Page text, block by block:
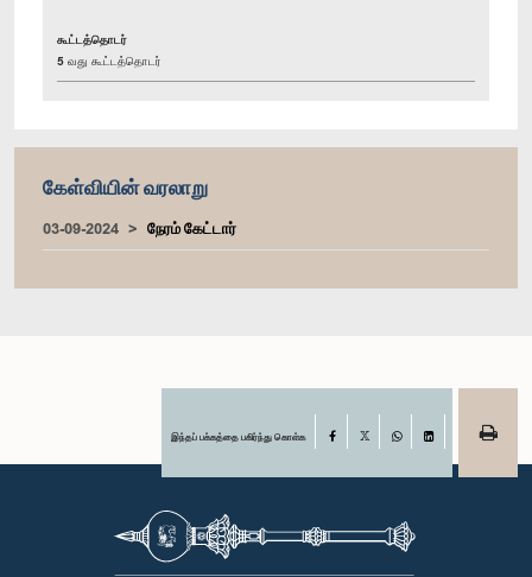
கூட்டத்தொடர்
5 வது கூட்டத்தொடர்
கேள்வியின் வரலாறு
03-09-2024 நேரம் கேட்டார்
இந்தப் பக்கத்தை பகிர்ந்து கொள்க Facebook